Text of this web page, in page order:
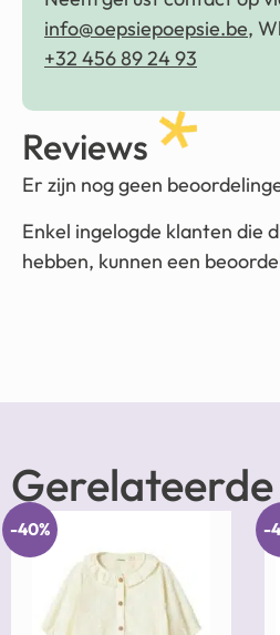
info@oepsiepoepsie.be,
+32 456 89 24 93
Reviews
Er zijn nog geen
Enkel ingelogde klanten die
hebben, kunnen een
-40% -